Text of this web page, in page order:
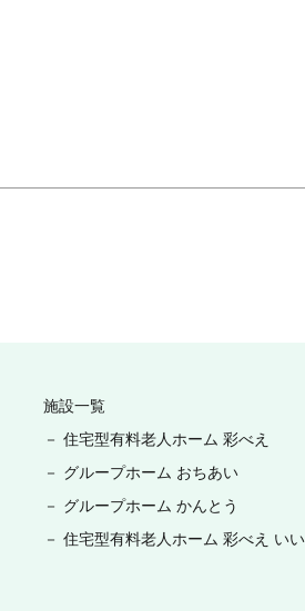
施設一覧
－ 住宅型有料老人ホーム 彩べえ
－ グループホーム おちあい
－ グループホーム かんとう
－ 住宅型有料老人ホーム 彩べえ い